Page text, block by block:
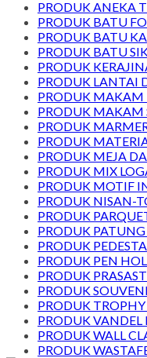
PRODUK ANEKA
PRODUK BATU
PRODUK BATU
PRODUK BATU
PRODUK
PRODUK LANTAI
PRODUK MAKAM
PRODUK MAKAM
PRODUK
PRODUK
PRODUK MEJA
PRODUK MIX
PRODUK MOTIF
PRODUK NISAN-
PRODUK
PRODUK
PRODUK
PRODUK PEN
PRODUK
PRODUK
PRODUK
PRODUK VANDEL
PRODUK WALL
PRODUK